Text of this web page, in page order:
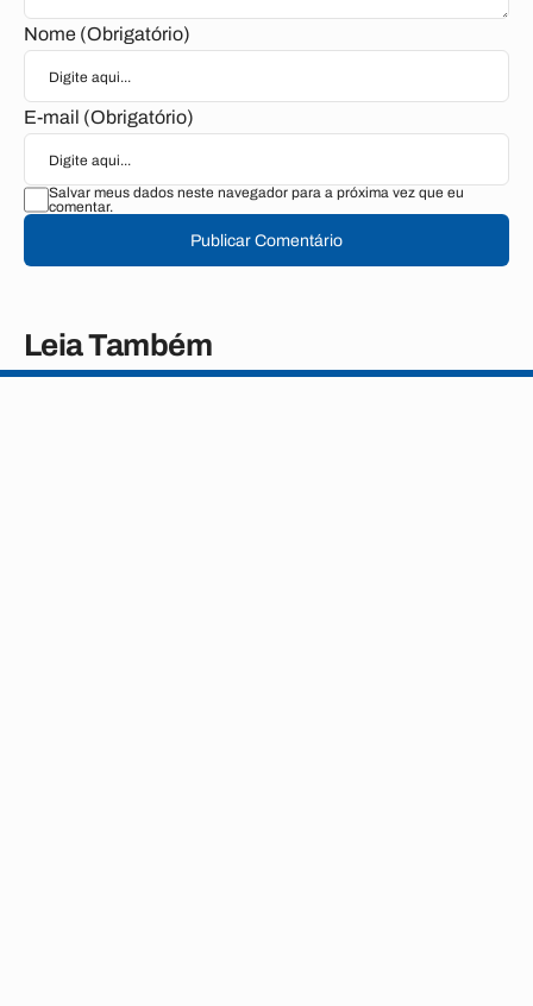
Nome (Obrigatório)
E-mail (Obrigatório)
Salvar meus dados neste navegador para a próxima vez que eu
comentar.
Publicar Comentário
Leia Também